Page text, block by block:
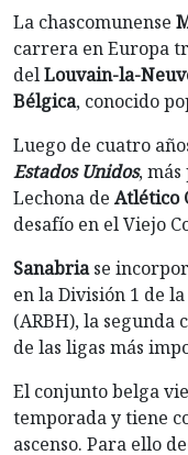
La chascomunense
carrera en Europa
delLouvain-la-
Bélgica, conocido
Luego de cuatro
Estados Unidos,
Lechona de Atlético
desafío en el Viejo
Sanabriase
en la División 1 de la
(ARBH), la segunda
de las ligas más
El conjunto belga
temporada y tiene
ascenso. Para ello